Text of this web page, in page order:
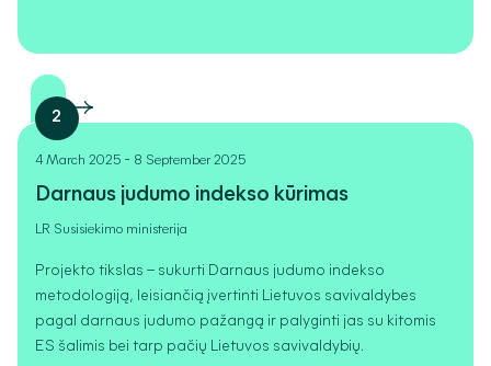
2
4 March 2025- 8 September 2025
Darnaus judumo indekso kūrimas
LR Susisiekimo ministerija
Projekto tikslas – sukurti Darnaus judumo indekso
metodologiją, leisiančią įvertinti Lietuvos savivaldybes
pagal darnaus judumo pažangą ir palyginti jas su kitomis
ES šalimis bei tarp pačių Lietuvos savivaldybių.